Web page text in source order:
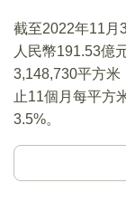
截至2022年11月
人民幣191.53億
3,148,730平方米
止11個月每平方
3.5%。